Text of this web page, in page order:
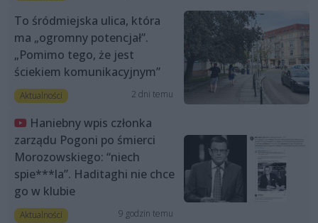
To śródmiejska ulica, która
ma „ogromny potencjał”.
„Pomimo tego, że jest
ściekiem komunikacyjnym”
Aktualności 2 dni temu
Haniebny wpis członka
zarządu Pogoni po śmierci
Morozowskiego: “niech
spie***la”. Haditaghi nie chce
go w klubie
Aktualności 9 godzin temu